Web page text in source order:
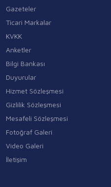
Gazeteler
Ticari Markalar
KVKK
Anketler
Bilgi Bankası
Duyurular
Hizmet Sözleşmesi
Gizlilik Sözleşmesi
Mesafeli Sözleşmesi
Fotoğraf Galeri
Video Galeri
İletişim